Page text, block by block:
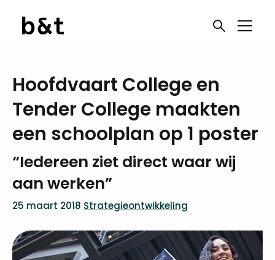
Hoofdvaart College en
Tender College maakten
een schoolplan op 1 poster
“Iedereen ziet direct waar wij
aan werken”
25 maart 2018 Strategieontwikkeling